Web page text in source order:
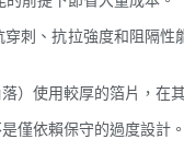
刺、抗拉強度和阻隔
）使用較厚的箔片，在
僅依賴保守的過度設計